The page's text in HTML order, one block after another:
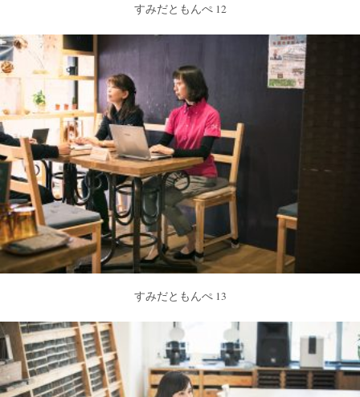
すみだともんぺ 12
すみだともんぺ 13